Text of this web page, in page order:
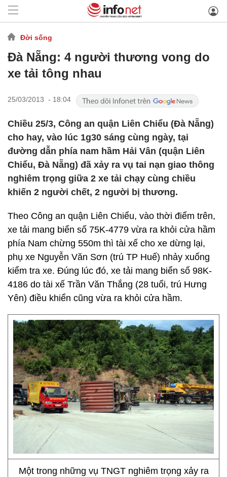
Đời sống
Đà Nẵng: 4 người thương vong do
xe tải tông nhau
25/03/2013 - 18:04
Chiều 25/3, Công an quận Liên Chiểu (Đà Nẵng)
cho hay, vào lúc 1g30 sáng cùng ngày, tại
đường dẫn phía nam hầm Hải Vân (quận Liên
Chiểu, Đà Nẵng) đã xảy ra vụ tai nạn giao thông
nghiêm trọng giữa 2 xe tải chạy cùng chiều
khiến 2 người chết, 2 người bị thương.
Theo Công an quận Liên Chiểu, vào thời điểm trên,
xe tải mang biển số 75K-4779 vừa ra khỏi cửa hầm
phía Nam chừng 550m thì tài xế cho xe dừng lại,
phụ xe Nguyễn Văn Sơn (trú TP Huế) nhảy xuống
kiểm tra xe. Đúng lúc đó, xe tải mang biển số 98K-
4186 do tài xế Trần Văn Thắng (28 tuổi, trú Hưng
Yên) điều khiển cũng vừa ra khỏi cửa hầm.
Một trong những vụ TNGT nghiêm trọng xảy ra